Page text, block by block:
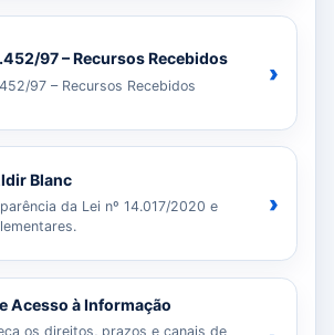
97 – Recursos Recebidos
97 – Recursos Recebidos ›
Blanc
da Lei nº 14.017/2020 e
›
Acesso à Informação
os direitos, prazos e canais de